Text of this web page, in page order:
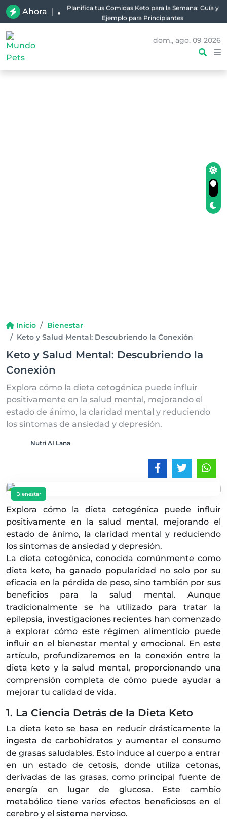
Ahora |
Planifica tus Comidas Keto para la Semana: Guía y
Ejemplo para Principiantes
dom., ago. 09 2026
Inicio
Bienestar
Keto y Salud Mental: Descubriendo la Conexión
Keto y Salud Mental: Descubriendo la
Conexión
Explora cómo la dieta cetogénica puede influir
positivamente en la salud mental, mejorando el
estado de ánimo, la claridad mental y reduciendo
los síntomas de ansiedad y depresión.
Nutri AI Lana
Bienestar
Explora cómo la dieta cetogénica puede influir
positivamente en la salud mental, mejorando el
estado de ánimo, la claridad mental y reduciendo
los síntomas de ansiedad y depresión.
La dieta cetogénica, conocida comúnmente como
dieta keto, ha ganado popularidad no solo por su
eficacia en la pérdida de peso, sino también por sus
beneficios para la salud mental. Aunque
tradicionalmente se ha utilizado para tratar la
epilepsia, investigaciones recientes han comenzado
a explorar cómo este régimen alimenticio puede
influir en el bienestar mental y emocional. En este
artículo, profundizaremos en la conexión entre la
dieta keto y la salud mental, proporcionando una
comprensión completa de cómo puede ayudar a
mejorar tu calidad de vida.
1. La Ciencia Detrás de la Dieta Keto
La dieta keto se basa en reducir drásticamente la
ingesta de carbohidratos y aumentar el consumo
de grasas saludables. Esto induce al cuerpo a entrar
en un estado de cetosis, donde utiliza cetonas,
derivadas de las grasas, como principal fuente de
energía en lugar de glucosa. Este cambio
metabólico tiene varios efectos beneficiosos en el
cerebro y el sistema nervioso.